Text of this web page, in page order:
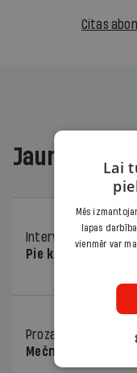
Citas
Jaunākajā
Intervija
26.06.2026.
Pie kaimiņiem
Proza
Mečnikova ielas
Lai
Mēs
lapas
vienmēr var